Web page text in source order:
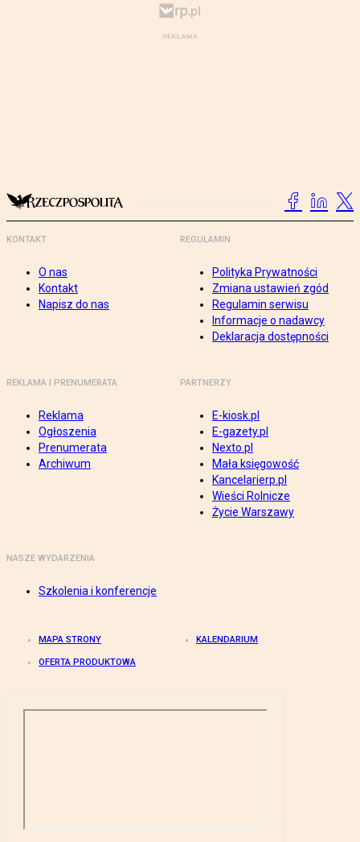
KONTAKT
O nas
Kontakt
Napisz do nas
REGULAMIN
Polityka Prywatności
Zmiana ustawień zgód
Regulamin serwisu
Informacje o nadawcy
Deklaracja dostępności
REKLAMA I PRENUMERATA
Reklama
Ogłoszenia
Prenumerata
Archiwum
PARTNERZY
E-kiosk.pl
E-gazety.pl
Nexto.pl
Mała księgowość
Kancelarierp.pl
Wieści Rolnicze
Życie Warszawy
NASZE WYDARZENIA
Szkolenia i konferencje
MAPA STRONY KALENDARIUM
OFERTA PRODUKTOWA